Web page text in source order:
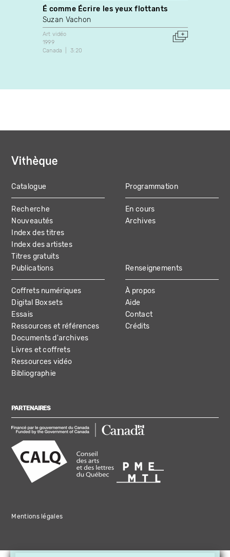
É comme Écrire les yeux flottants
Suzan Vachon
Art vidéo
1999
Canada
3:20
MAIN
NAVIGATION
Catalogue
Recherche
Nouveautés
Index des titres
Index des artistes
Titres gratuits
Programmation
En cours
Archives
Publications
Coffrets numériques
Digital Boxsets
Essais
Ressources et références
Documents d'archives
Livres et coffrets
Ressources vidéo
Bibliographie
Renseignements
À propos
Aide
Contact
Crédits
PARTENAIRES
Mentions légales